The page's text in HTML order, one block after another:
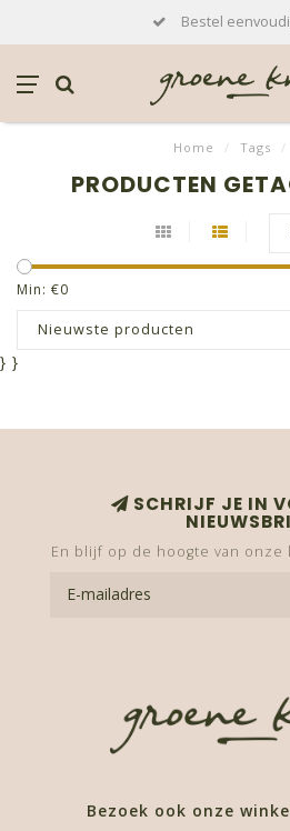
Bestel
Home / Tags /
PRODUCTEN
Min: €0
Nieuwste producten
} }
SCHRIJF JE IN
En blijf op de hoogte van onze
Bezoek ook onze